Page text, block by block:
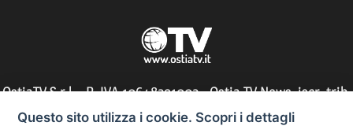
OstiaTV S.r.l. - P. IVA 10648291002 - Ostia TV News, iscr. trib.
di Roma n° 197/2010 - direttore responsabile: Silvia Tocci
Questo sito utilizza i cookie. Scopri i dettagli